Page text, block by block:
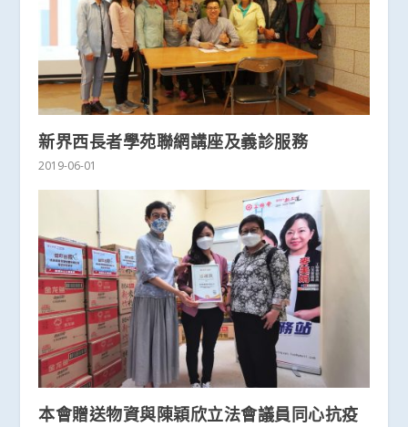
新界西長者學苑聯網講座及義診服務
2019-06-01
本會贈送物資與陳穎欣立法會議員同心抗疫